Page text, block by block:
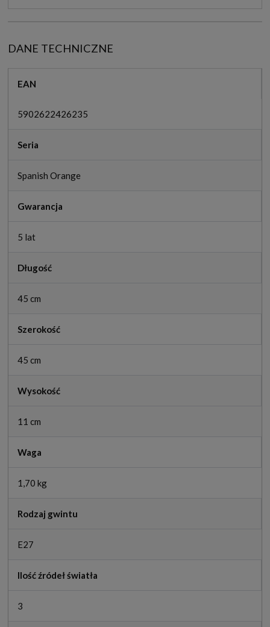
DANE TECHNICZNE
EAN
5902622426235
Seria
Spanish Orange
Gwarancja
5 lat
Długość
45 cm
Szerokość
45 cm
Wysokość
11 cm
Waga
1,70 kg
Rodzaj gwintu
E27
Ilość źródeł światła
3